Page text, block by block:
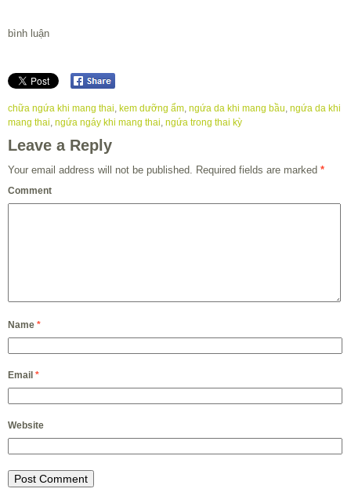
bình luận
chữa ngứa khi mang thai kem dưỡng ẩm ngứa da khi mang bầu ngứa da khi
mang thai ngứa ngáy khi mang thai ngứa trong thai kỳ
Leave a Reply
Your email address will not be published. Required fields are marked *
Comment
Name *
Email *
Website